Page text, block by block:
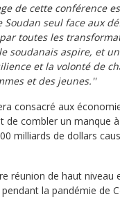
de cette conférence
Soudan seul face aux
toutes les
soudanais aspire, et
et la volonté de
et des jeunes.''
consacré aux
de combler un manque
milliards de dollars
réunion de haut niveau
la pandémie de